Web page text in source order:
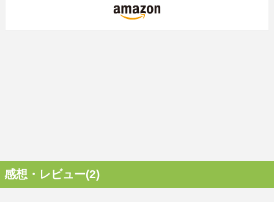
感想・レビュー(2)